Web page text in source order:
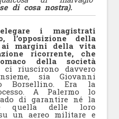
di cosa nostra).
i magistrati
l’opposizione della
margini della vita
ricorrente, che
della società
riuscirono davvero
sia Giovanni
Borsellino. Era la
A Palermo lo
di garantire né la
quella delle loro
un aereo militare e